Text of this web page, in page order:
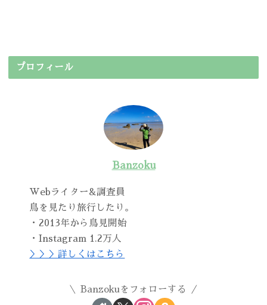
プロフィール
Banzoku
Webライター&調査員
鳥を見たり旅行したり。
・2013年から鳥見開始
・Instagram 1.2万人
＞＞＞詳しくはこちら
Banzokuをフォローする